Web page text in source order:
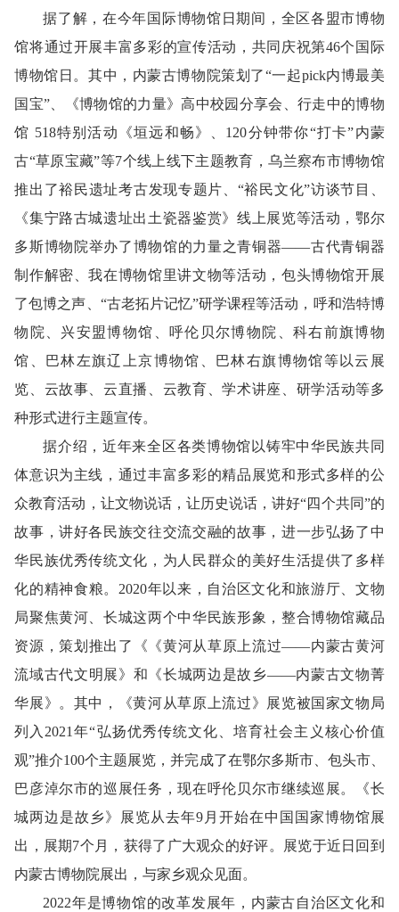
据了解，在今年国际博物馆日期间，全区各盟市博物
馆将通过开展丰富多彩的宣传活动，共同庆祝第46个国际
博物馆日。其中，内蒙古博物院策划了“一起pick内博最美
国宝”、《博物馆的力量》高中校园分享会、行走中的博物
馆 518特别活动《垣远和畅》、120分钟带你“打卡”内蒙
古“草原宝藏”等7个线上线下主题教育，乌兰察布市博物馆
推出了裕民遗址考古发现专题片、“裕民文化”访谈节目、
《集宁路古城遗址出土瓷器鉴赏》线上展览等活动，鄂尔
多斯博物院举办了博物馆的力量之青铜器——古代青铜器
制作解密、我在博物馆里讲文物等活动，包头博物馆开展
了包博之声、“古老拓片记忆”研学课程等活动，呼和浩特博
物院、兴安盟博物馆、呼伦贝尔博物院、科右前旗博物
馆、巴林左旗辽上京博物馆、巴林右旗博物馆等以云展
览、云故事、云直播、云教育、学术讲座、研学活动等多
种形式进行主题宣传。
据介绍，近年来全区各类博物馆以铸牢中华民族共同
体意识为主线，通过丰富多彩的精品展览和形式多样的公
众教育活动，让文物说话，让历史说话，讲好“四个共同”的
故事，讲好各民族交往交流交融的故事，进一步弘扬了中
华民族优秀传统文化，为人民群众的美好生活提供了多样
化的精神食粮。2020年以来，自治区文化和旅游厅、文物
局聚焦黄河、长城这两个中华民族形象，整合博物馆藏品
资源，策划推出了《《黄河从草原上流过——内蒙古黄河
流域古代文明展》和《长城两边是故乡——内蒙古文物菁
华展》。其中，《黄河从草原上流过》 展览被国家文物局
列入2021年“弘扬优秀传统文化、培育社会主义核心价值
观”推介100个主题展览，并完成了在鄂尔多斯市、包头市、
巴彦淖尔市的巡展任务，现在呼伦贝尔市继续巡展。
《长
城两边是故乡》展览从去年9月开始在中国国家博物馆展
出，展期7个月，获得了广大观众的好评。展览于近日回到
内蒙古博物院展出，与家乡观众见面。
2022年是博物馆的改革发展年，内蒙古自治区文化和